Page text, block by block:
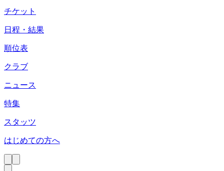
チケット
日程・結果
順位表
クラブ
ニュース
特集
スタッツ
はじめての方へ